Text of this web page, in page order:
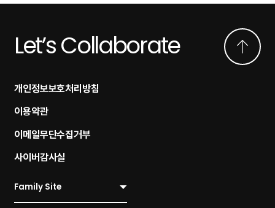
Let’s Collaborate
개인정보보호처리방침
이용약관
이메일무단수집거부
사이버감사실